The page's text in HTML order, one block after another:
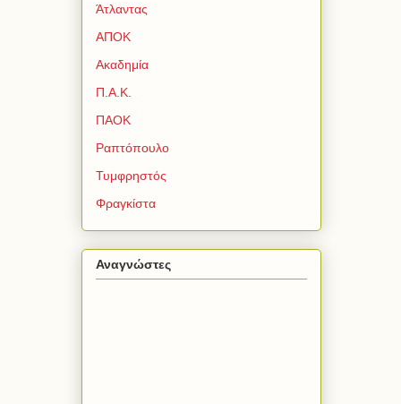
Άτλαντας
ΑΠΟΚ
Ακαδημία
Π.Α.Κ.
ΠΑΟΚ
Ραπτόπουλο
Τυμφρηστός
Φραγκίστα
Αναγνώστες